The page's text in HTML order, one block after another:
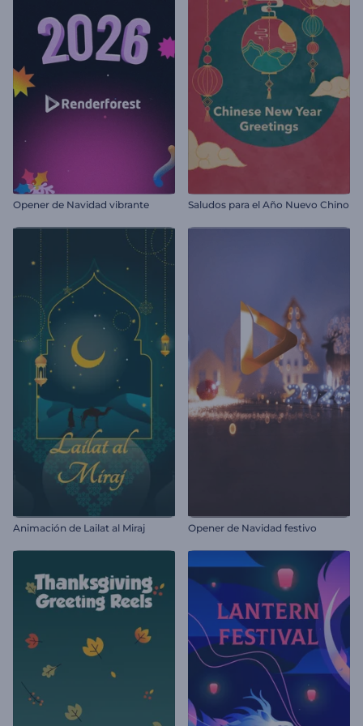
Opener de Navidad vibrante Saludos para el Año Nuevo Chino
Animación de Lailat al Miraj Opener de Navidad festivo